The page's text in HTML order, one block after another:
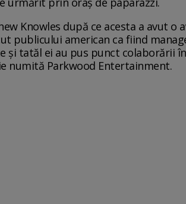
Knowles după ce acesta a avut o
publicului american ca fiind
și tatăl ei au pus punct colaborării
numită Parkwood Entertainment.